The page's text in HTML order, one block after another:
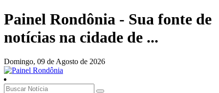
Painel Rondônia - Sua fonte de
notícias na cidade de ...
Domingo, 09 de Agosto de 2026